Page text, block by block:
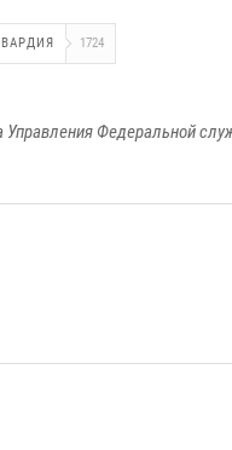
1724
Федеральной